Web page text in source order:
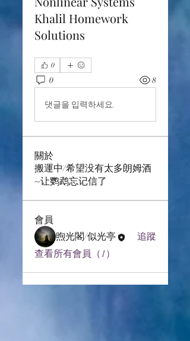
Khalil Homework
Solutions
0
0 8
댓글을 입력하세요.
關於
搬運中/希望没有太多朗姆酒
~让鹦鹉忘记信了
會員
煦光閣/似光亭
追蹤
查看所有會員（1）